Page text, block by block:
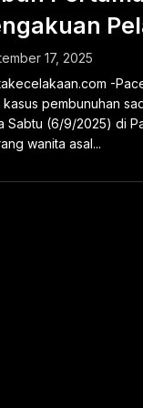
17, 2025
-
pembunuhan
Sabtu (6/9/2025) di
wanita asal...